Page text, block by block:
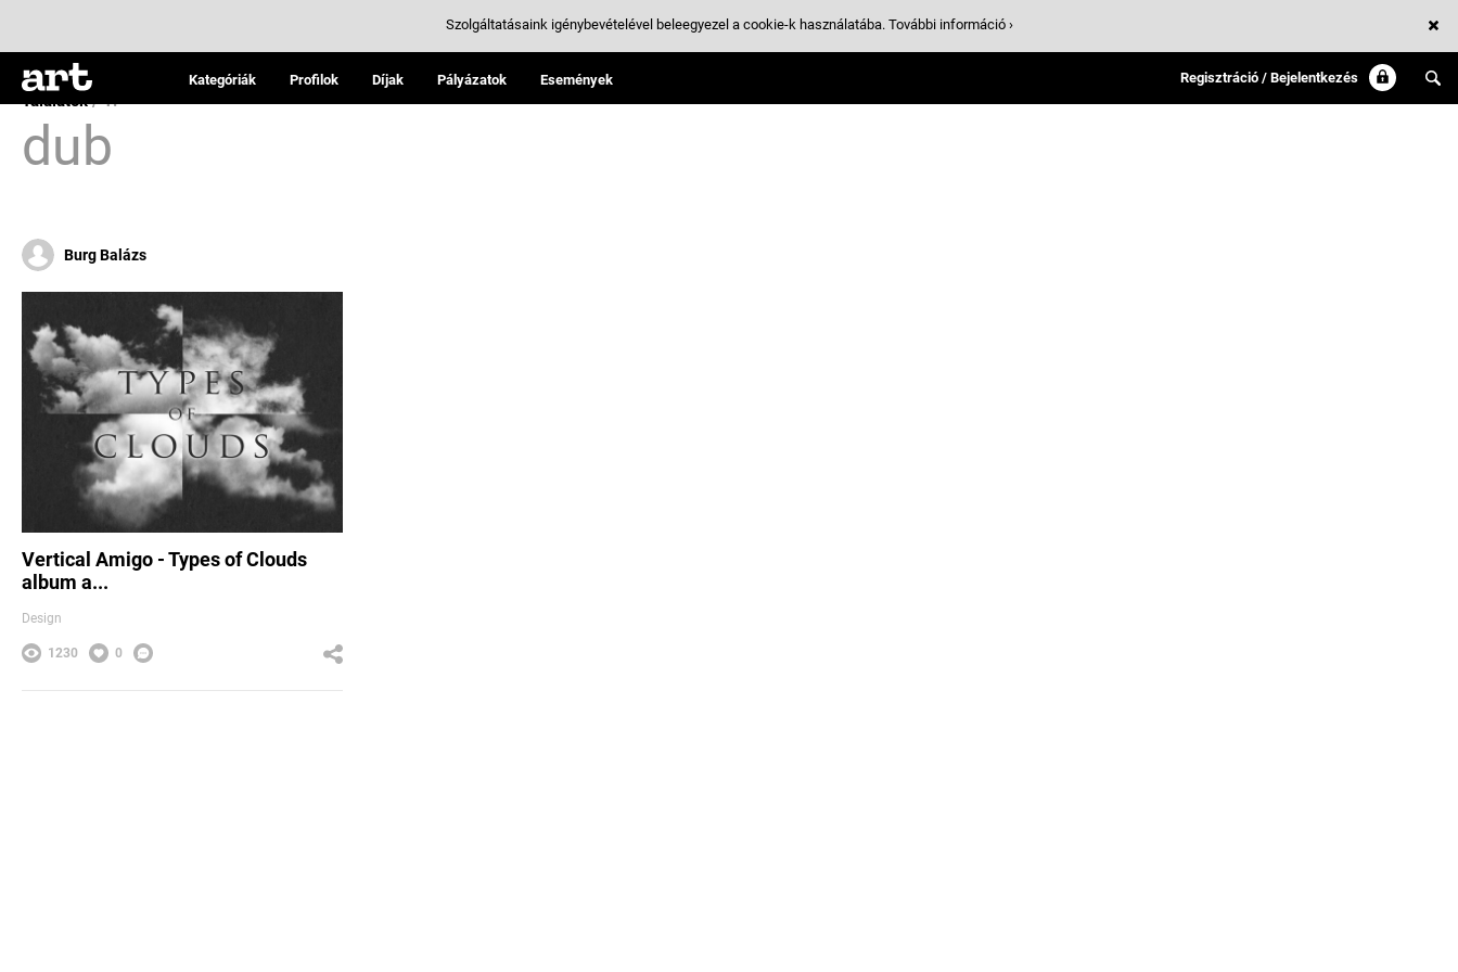
Kategóriák Profilok Díjak Pályázatok Események Regisztráció / Bejelentkezés
Találatok/ 1:
dub
Burg Balázs
Vertical Amigo - Types of Clouds
album a...
Design
1230 0
Szolgáltatásaink igénybevételével beleegyezel a cookie-k használatába. További információ ›